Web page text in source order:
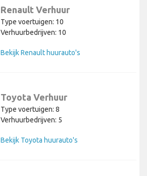
Renault Verhuur
Type voertuigen: 10
Verhuurbedrijven: 10
Bekijk Renault huurauto's
Toyota Verhuur
Type voertuigen: 8
Verhuurbedrijven: 5
Bekijk Toyota huurauto's